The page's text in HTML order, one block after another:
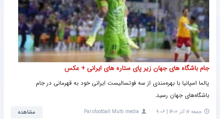
جام باشگاه های جهان زیر پای ستاره های ایرانی + عکس
پالما اسپانیا با بهره‌مندی از سه فوتسالیست ایرانی خود به قهرمانی در جام
باشگاه‌های جهان رسید.
جمعه ۱۷ آذر ۱۴۰۲ | ۹:۰۶ Parsfootball Multi media مشاهده